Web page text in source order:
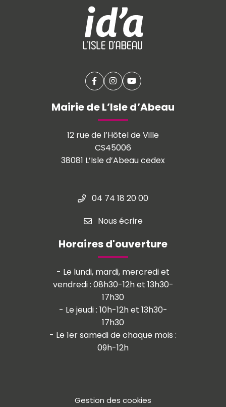
Facebook
(ouverture dans un nouvel
Instagram
(ouverture dans un nouvel
YouTube
(ouverture dans un
Mairie de L’Isle d’Abeau
12 rue de l’Hôtel de Ville
CS45006
38081 L’Isle d’Abeau cedex
04 74 18 20 00
Nous écrire
Horaires d'ouverture
- Le lundi, mardi, mercredi et
vendredi : 08h30-12h et 13h30-
17h30
- Le jeudi : 10h-12h et 13h30-
17h30
- Le 1er samedi de chaque mois :
09h-12h
Gestion des cookies